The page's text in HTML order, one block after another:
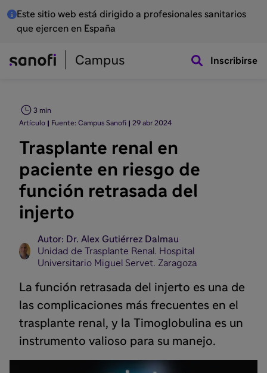
Este sitio web está dirigido a profesionales sanitarios
que ejercen en España
Inscribirse
Artículo Fuente: Campus Sanofi 29 abr 2024
3 min
Trasplante renal en
paciente en riesgo de
función retrasada del
injerto
Autor: Dr. Alex Gutiérrez Dalmau
Unidad de Trasplante Renal. Hospital
Universitario Miguel Servet. Zaragoza
La función retrasada del injerto es una de
las complicaciones más frecuentes en el
trasplante renal, y la Timoglobulina es un
instrumento valioso para su manejo.